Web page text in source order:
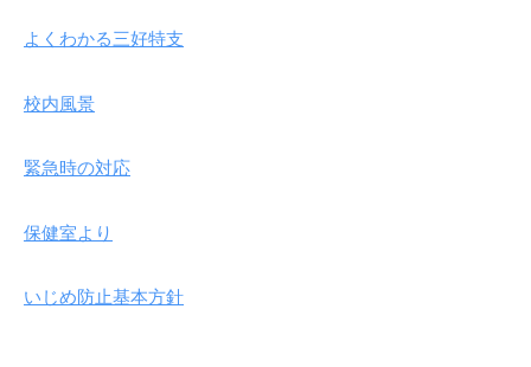
よくわかる三好特支
校内風景
緊急時の対応
保健室より
いじめ防止基本方針